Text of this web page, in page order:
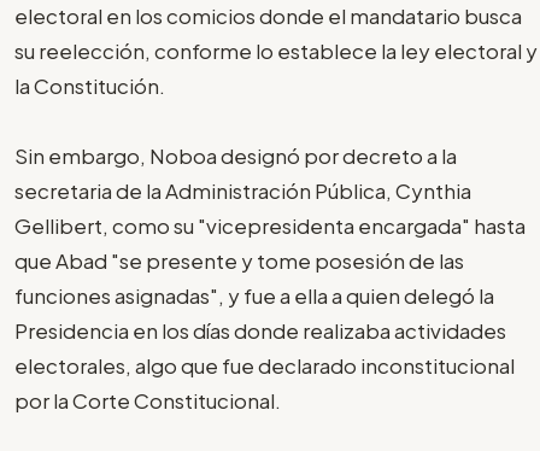
electoral en los comicios donde el mandatario busca
su reelección, conforme lo establece la ley electoral y
la Constitución.
Sin embargo, Noboa designó por decreto a la
secretaria de la Administración Pública, Cynthia
Gellibert, como su "vicepresidenta encargada" hasta
que Abad "se presente y tome posesión de las
funciones asignadas", y fue a ella a quien delegó la
Presidencia en los días donde realizaba actividades
electorales, algo que fue declarado inconstitucional
por la Corte Constitucional.